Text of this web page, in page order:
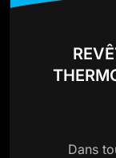
Dans